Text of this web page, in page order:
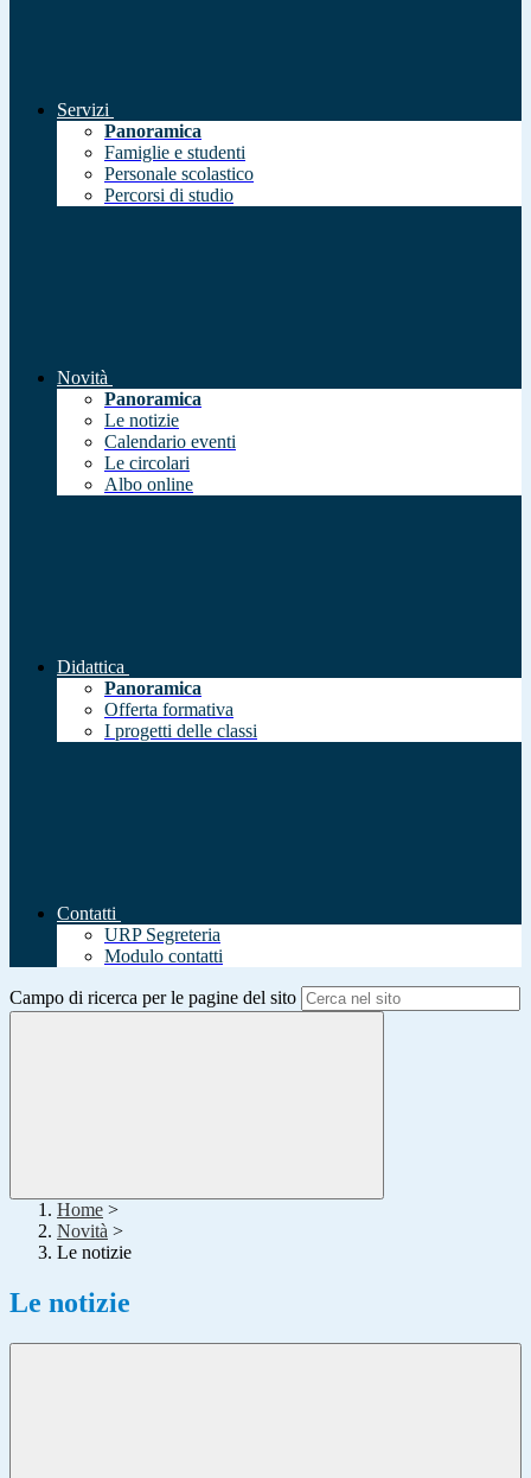
Servizi
Panoramica
Famiglie e studenti
Personale scolastico
Percorsi di studio
Novità
Panoramica
Le notizie
Calendario eventi
Le circolari
Albo online
Didattica
Panoramica
Offerta formativa
I progetti delle classi
Contatti
URP Segreteria
Modulo contatti
Campo di ricerca per le pagine del sito
Home >
Novità >
Le notizie
Le notizie